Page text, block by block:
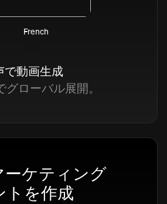
French
で動画生成
ローバル展開。
ケティング
トを作成